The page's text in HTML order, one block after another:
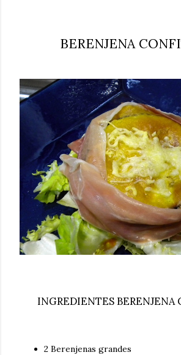
BERENJENA
INGREDIENTES BERENJENA
2 Berenjenas grandes